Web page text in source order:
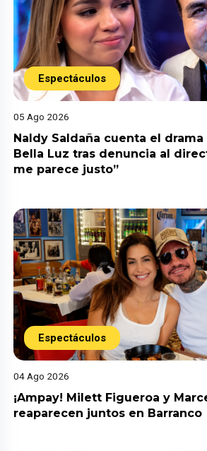
Espectáculos
05 Ago 2026
Naldy Saldaña cuenta el
Bella Luz tras denuncia al
me parece justo”
Espectáculos
04 Ago 2026
¡Ampay! Milett Figueroa y
reaparecen juntos en Barranco